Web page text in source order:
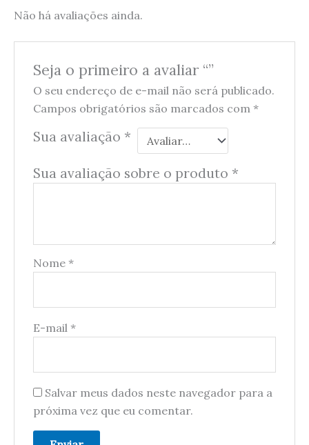
Não há avaliações ainda.
Seja o primeiro a avaliar “”
O seu endereço de e-mail não será publicado.
Campos obrigatórios são marcados com *
Sua avaliação *
Sua avaliação sobre o produto *
Nome *
E-mail *
Salvar meus dados neste navegador para a
próxima vez que eu comentar.